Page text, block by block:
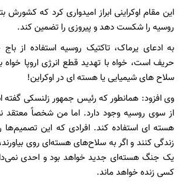
این مقام اوکراینی ابراز امیدواری کرد که کشورش
روسیه را شکست دهد و پیروزی را تضمین کند.
به ادعای یرماک، تاکتیک روسیه استفاده از
حریف است، خواه با تهدید قطع انرژی اروپا خواه
سلاح های شیمیایی یا هسته ای در اوکراین!
وی افزود: همانطور که رئیس جمهور زلنسکی
از سوی روسیه وجود دارد. اما من شخصاً معتقد
هسته ای استفاده کند. افرادی که این تصمیم‌ها
زندگی کنند و اگر به سلاح‌های هسته‌ای روی
یک جنگ هسته‌ای جدید خواهد بود و احدی
کسی زنده خواهد ماند.